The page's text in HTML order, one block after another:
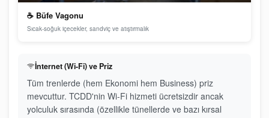
☕ Büfe Vagonu
Sıcak-soğuk içecekler, sandviç ve atıştırmalık
İnternet (Wi-Fi) ve Priz
Tüm trenlerde (hem Ekonomi hem Business) priz
mevcuttur. TCDD'nin Wi-Fi hizmeti ücretsizdir ancak
yolculuk sırasında (özellikle tünellerde ve bazı kırsal